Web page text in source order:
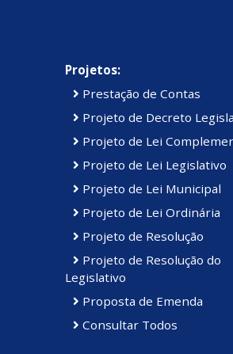
Projetos:
Prestação de Contas
Projeto de Decreto
Projeto de Lei
Projeto de Lei Legislativo
Projeto de Lei Municipal
Projeto de Lei Ordinária
Projeto de Resolução
Projeto de Resolução do
Legislativo
Proposta de Emenda
Consultar Todos